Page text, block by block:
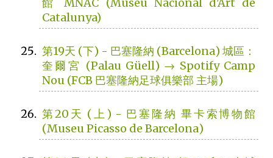
Catalunya)
第19天 (下) - 巴塞隆納 (Barcelona) 城區：
奎爾宮 (Palau Güell) → Spotify Camp
Nou (FCB 巴塞隆納足球俱樂部 主場)
第20天 (上) - 巴塞隆納 畢卡索博物館
(Museu Picasso de Barcelona)